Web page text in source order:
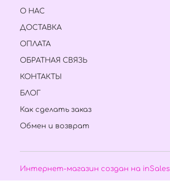
О НАС
ДОСТАВКА
ОПЛАТА
ОБРАТНАЯ СВЯЗЬ
КОНТАКТЫ
БЛОГ
Как сделать заказ
Обмен и возврат
Интернет-магазин создан на inSales